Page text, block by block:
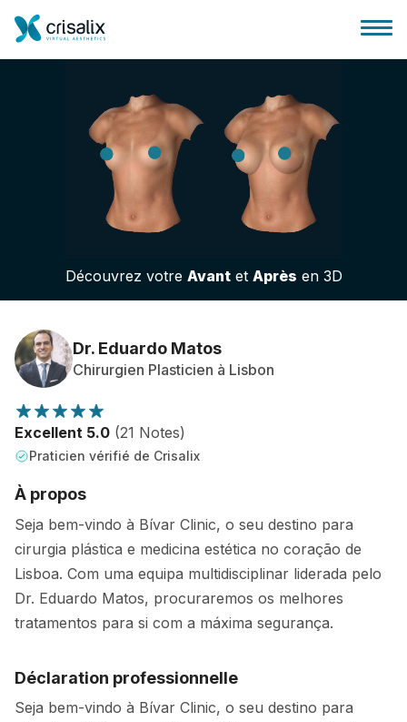
Accueil chirurgiens
Plateforme commerciale 3D
Forfait
Avis des patients
Découvrez votre Avantet Après en 3D
Dr. Eduardo Matos
Chirurgien Plasticien à Lisbon
Excellent 5.0 (21 Notes)
Praticien vérifié de Crisalix
À propos
Seja bem-vindo à Bívar Clinic, o seu destino para
cirurgia plástica e medicina estética no coração de
Lisboa. Com uma equipa multidisciplinar liderada pelo
Dr. Eduardo Matos, procuraremos os melhores
tratamentos para si com a máxima segurança.
Déclaration professionnelle
Seja bem-vindo à Bívar Clinic, o seu destino para